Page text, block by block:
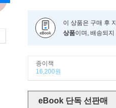
이 상품은 구매 후
상품이며, 배송되
종이책
16,200원
eBook 단독 선판매